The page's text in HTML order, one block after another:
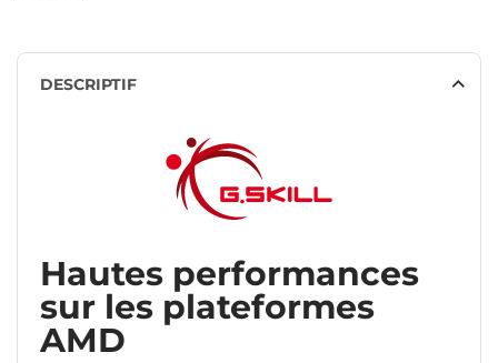
DESCRIPTIF
Hautes performances
sur les plateformes
AMD